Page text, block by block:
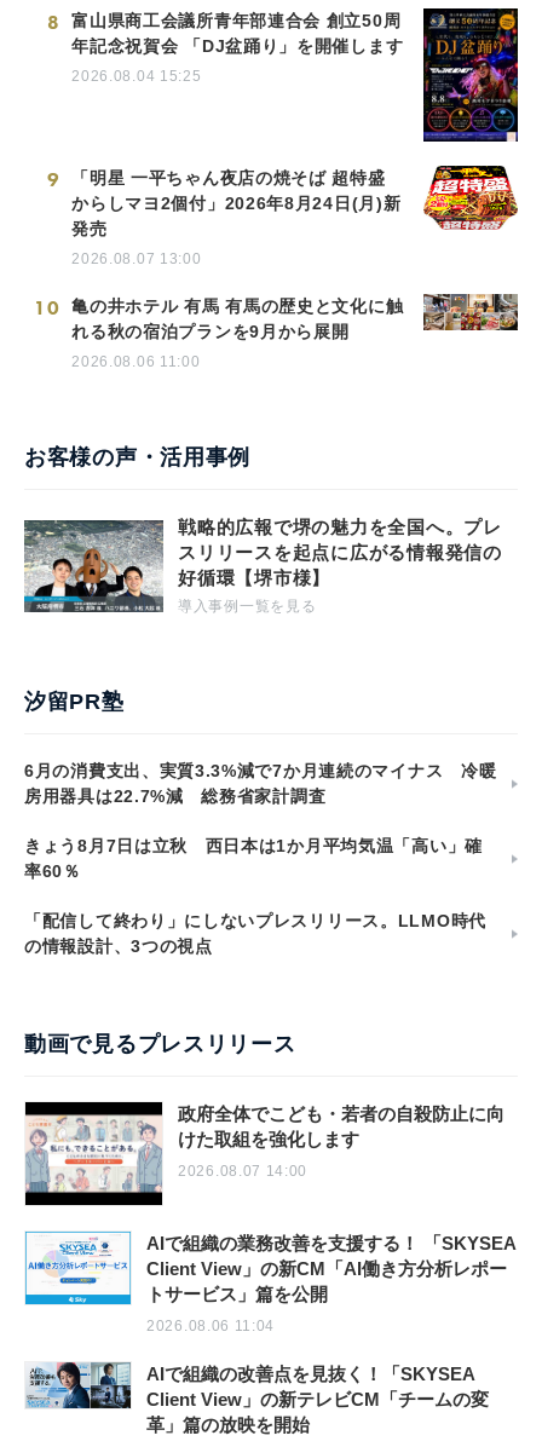
8
富山県商工会議所青年部連合会 創立50周
年記念祝賀会 「DJ盆踊り」を開催します
2026.08.04 15:25
9
「明星 一平ちゃん夜店の焼そば 超特盛
からしマヨ2個付」2026年8月24日(月)新
発売
2026.08.07 13:00
10
亀の井ホテル 有馬 有馬の歴史と文化に触
れる秋の宿泊プランを9月から展開
2026.08.06 11:00
お客様の声・活用事例
戦略的広報で堺の魅力を全国へ。プレ
スリリースを起点に広がる情報発信の
好循環【堺市様】
導入事例一覧を見る
汐留PR塾
6月の消費支出、実質3.3%減で7か月連続のマイナス 冷暖
房用器具は22.7%減 総務省家計調査
きょう8月7日は立秋 西日本は1か月平均気温「高い」確
率60％
「配信して終わり」にしないプレスリリース。LLMO時代
の情報設計、3つの視点
動画で見るプレスリリース
政府全体でこども・若者の自殺防止に向
けた取組を強化します
2026.08.07 14:00
AIで組織の業務改善を支援する！ 「SKYSEA
Client View」の新CM「AI働き方分析レポー
トサービス」篇を公開
2026.08.06 11:04
AIで組織の改善点を見抜く！「SKYSEA
Client View」の新テレビCM「チームの変
革」篇の放映を開始